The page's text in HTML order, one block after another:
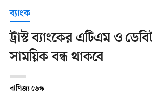
ব্যাংক
ট্রাস্ট ব্যাংকের এটিএম ও
সাময়িক বন্ধ থাকবে
বাণিজ্য ডেস্ক